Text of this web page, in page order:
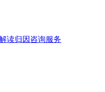
读归因咨询服务